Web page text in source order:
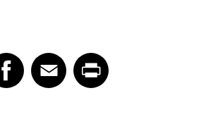
article on Facebook
Facebook
Share article on Email
EmailShare article on Print